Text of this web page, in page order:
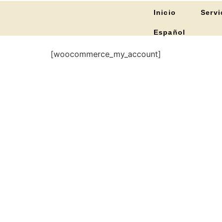
Inicio
Español
[woocommerce_my_account]